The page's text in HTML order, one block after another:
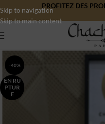
Skip to navigation
Skip to main content
PROFITEZ DES
-40%
EN RU
PTUR
E